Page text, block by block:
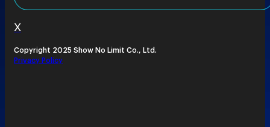
X
Copyright 2025 Show No Limit Co., Ltd.
Privacy Policy